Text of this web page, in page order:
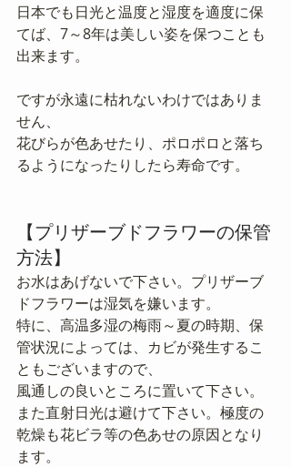
日本でも日光と温度と湿度を適度に保
てば、7～8年は美しい姿を保つことも
出来ます。
ですが永遠に枯れないわけではありま
せん、
花びらが色あせたり、ポロポロと落ち
るようになったりしたら寿命です。
【プリザーブドフラワーの保管
方法】
お水はあげないで下さい。プリザーブ
ドフラワーは湿気を嫌います。
特に、高温多湿の梅雨～夏の時期、保
管状況によっては、カビが発生するこ
ともございますので、
風通しの良いところに置いて下さい。
また直射日光は避けて下さい。極度の
乾燥も花ビラ等の色あせの原因となり
ます。